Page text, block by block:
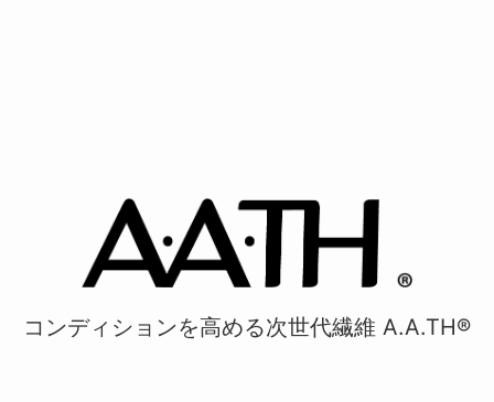
コンディションを高める次世代繊維 A.A.TH®